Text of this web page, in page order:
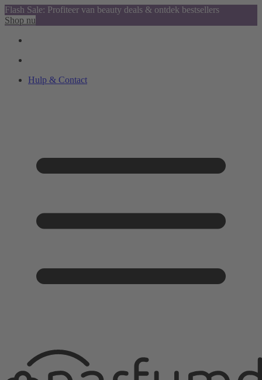
Flash Sale: Profiteer van beauty deals & ontdek bestsellers
Shop nu
Hulp & Contact